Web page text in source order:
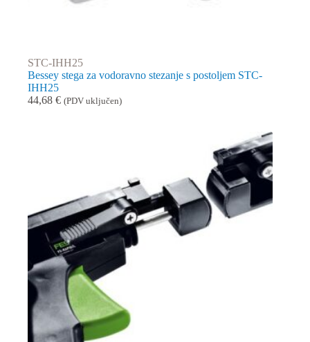
STC-IHH25
Bessey stega za vodoravno stezanje s postoljem STC-
IHH25
44,68 € (PDV uključen)